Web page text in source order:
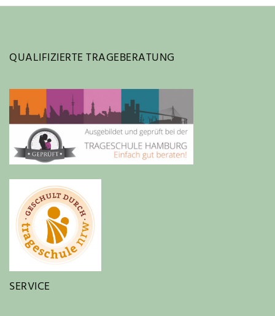
QUALIFIZIERTE TRAGEBERATUNG
SERVICE